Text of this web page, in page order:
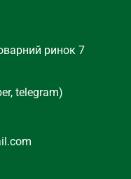
ринок 7
telegram)